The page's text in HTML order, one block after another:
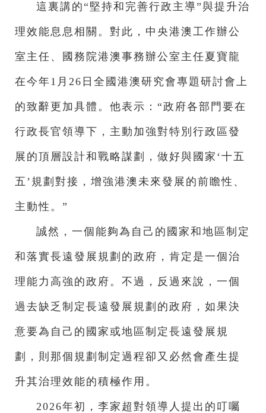
這裏講的“堅持和完善行政主導”與提升治
理效能息息相關。對此，中央港澳工作辦公
室主任、國務院港澳事務辦公室主任夏寶龍
在今年1月26日全國港澳研究會專題研討會上
的致辭更加具體。他表示：“政府各部門要在
行政長官領導下，主動加強對特別行政區發
展的頂層設計和戰略謀劃，做好與國家‘十五
五’規劃對接，增強港澳未來發展的前瞻性、
主動性。”
誠然，一個能夠為自己的國家和地區制定
和落實長遠發展規劃的政府，肯定是一個治
理能力高強的政府。不過，反過來說，一個
過去缺乏制定長遠發展規劃的政府，如果決
意要為自己的國家或地區制定長遠發展規
劃，則那個規劃制定過程卻又必然會產生提
升其治理效能的積極作用。
2026年初，李家超對領導人提出的叮囑